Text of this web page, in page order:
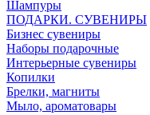
Шампуры
ПОДАРКИ. СУВЕНИРЫ
Бизнес сувениры
Наборы подарочные
Интерьерные сувениры
Копилки
Брелки, магниты
Мыло, ароматовары